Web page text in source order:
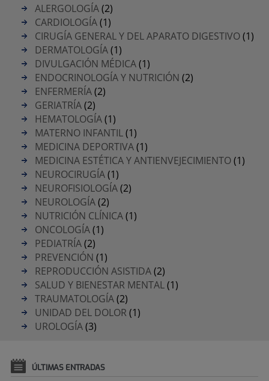
ALERGOLOGÍA(2)
CARDIOLOGÍA(1)
CIRUGÍA GENERAL Y DEL APARATO DIGESTIVO(1)
DERMATOLOGÍA(1)
DIVULGACIÓN MÉDICA(1)
ENDOCRINOLOGÍA Y NUTRICIÓN (2)
ENFERMERÍA(2)
GERIATRÍA(2)
HEMATOLOGÍA(1)
MATERNO INFANTIL(1)
MEDICINA DEPORTIVA(1)
MEDICINA ESTÉTICA Y ANTIENVEJECIMIENTO(1)
NEUROCIRUGÍA(1)
NEUROFISIOLOGÍA(2)
NEUROLOGÍA(2)
NUTRICIÓN CLÍNICA(1)
ONCOLOGÍA(1)
PEDIATRÍA(2)
PREVENCIÓN (1)
REPRODUCCIÓN ASISTIDA(2)
SALUD Y BIENESTAR MENTAL(1)
TRAUMATOLOGÍA(2)
UNIDAD DEL DOLOR(1)
UROLOGÍA(3)
ÚLTIMAS ENTRADAS